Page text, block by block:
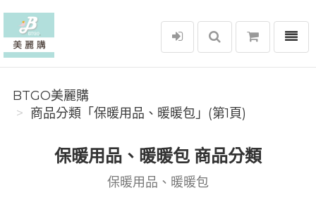
BTGO美麗購
選單
BTGO美麗購
商品分類「保暖用品、暖暖包」(第1頁)
保暖用品、暖暖包 商品分類
保暖用品、暖暖包